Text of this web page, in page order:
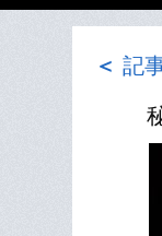
＜ 記